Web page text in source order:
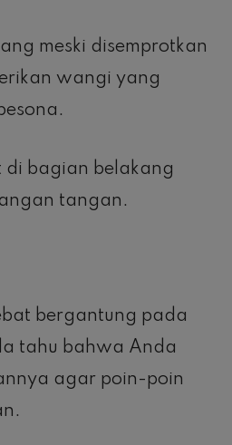
meski disemprotkan
wangi yang
di bagian belakang
tangan.
bergantung pada
tahu bahwa Anda
agar poin-poin